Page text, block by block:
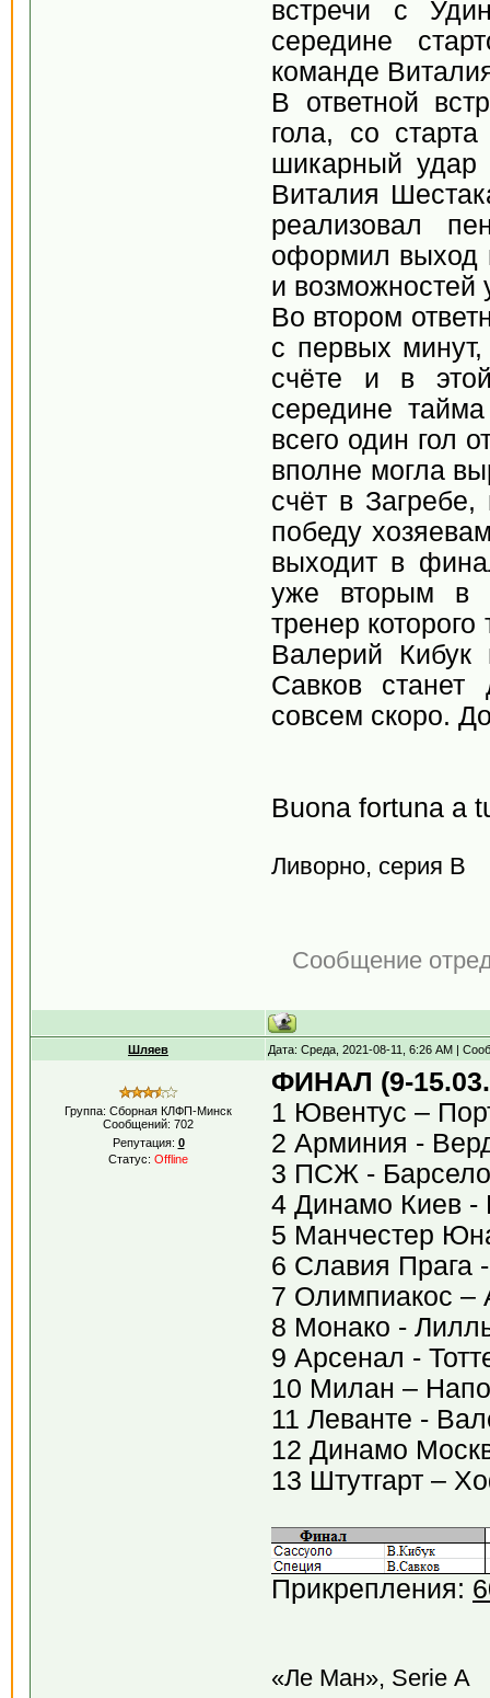
встречи с
середине
команде
В ответной
гола, со
шикарный удар
Виталия
реализовал
оформил выход
и возможностей
Во втором
с первых
счёте и в
середине
всего один гол
вполне могла
счёт в
победу
выходит в
уже вторым в
тренер
Валерий
Савков станет
совсем скоро.
Buona fortuna a
Ливорно, серия В
Сообщение
Шляев Дата: Среда, 2021-08-11, 6:26 AM |
Группа: Сборная КЛФП-Минск
Сообщений: 702
Репутация: 0
Статус: Offline
ФИНАЛ (9-
1 Ювентус –
2 Арминия -
3 ПСЖ -
4 Динамо Киев -
5 Манчестер
6 Славия Прага
7 Олимпиакос –
8 Монако -
9 Арсенал -
10 Милан –
11 Леванте -
12 Динамо
13 Штутгарт –
Прикрепления:
«Ле Ман», Serie А